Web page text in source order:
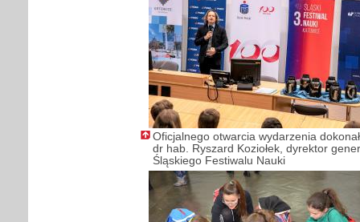
Oficjalnego otwarcia wydarzenia
dr hab. Ryszard Koziołek, dyrektor
Śląskiego Festiwalu Nauki